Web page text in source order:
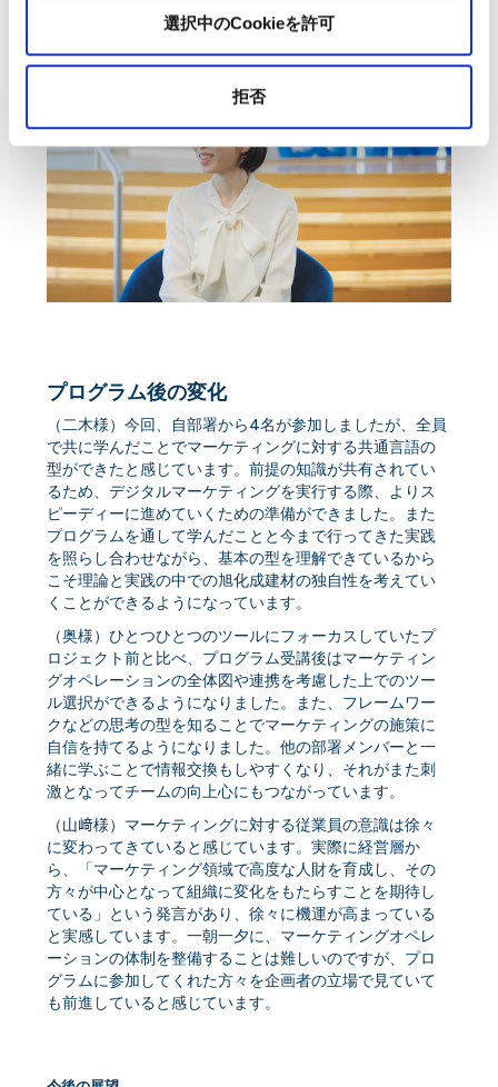
選択中のCookieを許可
拒否
プログラム後の変化
（二木様）今回、自部署から4名が参加しましたが、全員
で共に学んだことでマーケティングに対する共通言語の
型ができたと感じています。前提の知識が共有されてい
るため、デジタルマーケティングを実行する際、よりス
ピーディーに進めていくための準備ができました。また
プログラムを通して学んだことと今まで行ってきた実践
を照らし合わせながら、基本の型を理解できているから
こそ理論と実践の中での旭化成建材の独自性を考えてい
くことができるようになっています。
（奥様）ひとつひとつのツールにフォーカスしていたプ
ロジェクト前と比べ、プログラム受講後はマーケティン
グオペレーションの全体図や連携を考慮した上でのツー
ル選択ができるようになりました。また、フレームワー
クなどの思考の型を知ることでマーケティングの施策に
自信を持てるようになりました。他の部署メンバーと一
緒に学ぶことで情報交換もしやすくなり、それがまた刺
激となってチームの向上心にもつながっています。
（山﨑様）マーケティングに対する従業員の意識は徐々
に変わってきていると感じています。実際に経営層か
ら、「マーケティング領域で高度な人財を育成し、その
方々が中心となって組織に変化をもたらすことを期待し
ている」という発言があり、徐々に機運が高まっている
と実感しています。一朝一夕に、マーケティングオペレ
ーションの体制を整備することは難しいのですが、プロ
グラムに参加してくれた方々を企画者の立場で見ていて
も前進していると感じています。